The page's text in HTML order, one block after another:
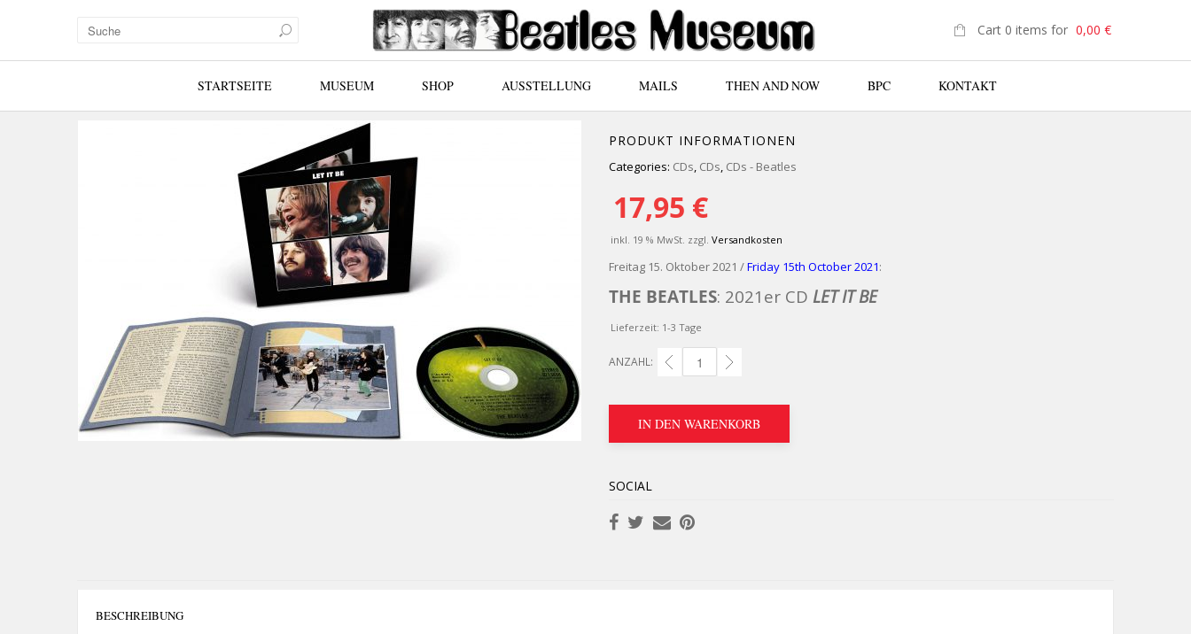
Cart 0 items for 0,00 €
STARTSEITE MUSEUM SHOP AUSSTELLUNG MAILS THEN AND NOW BPC KONTAKT
PRODUKT INFORMATIONEN
Categories: CDs, CDs, CDs - Beatles
17,95 €
inkl. 19 % MwSt. zzgl. Versandkosten
Freitag 15. Oktober 2021 /Friday 15th October 2021:
THE BEATLES: 2021er CD LET IT BE
Lieferzeit: 1-3 Tage
ANZAHL: THE BEATLES: 2021ER CD LET IT BE QUANTITY
IN DEN WARENKORB
SOCIAL
BESCHREIBUNG